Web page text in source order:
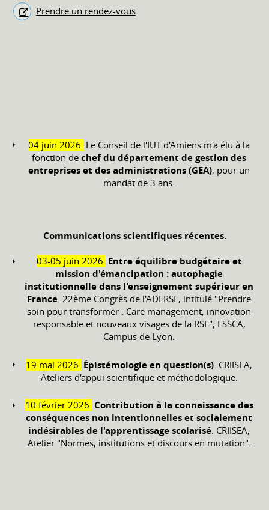
Prendre un rendez-vous
04 juin 2026. Le Conseil de l'IUT d'Amiens m'a élu à la
fonction de chef du département de gestion des
entreprises et des administrations (GEA), pour un
mandat de 3 ans.
Communications scientifiques récentes.
03-05 juin 2026. Entre équilibre budgétaire et
mission d'émancipation : autophagie
institutionnelle dans l'enseignement supérieur en
France. 22ème Congrès de l'ADERSE, intitulé "Prendre
soin pour transformer : Care management, innovation
responsable et nouveaux visages de la RSE", ESSCA,
Campus de Lyon.
19 mai 2026. Épistémologie en question(s) . CRIISEA,
Ateliers d'appui scientifique et méthodologique.
10 février 2026. Contribution à la connaissance des
conséquences non intentionnelles et socialement
indésirables de l'apprentissage scolarisé. CRIISEA,
Atelier "Normes, institutions et discours en mutation".